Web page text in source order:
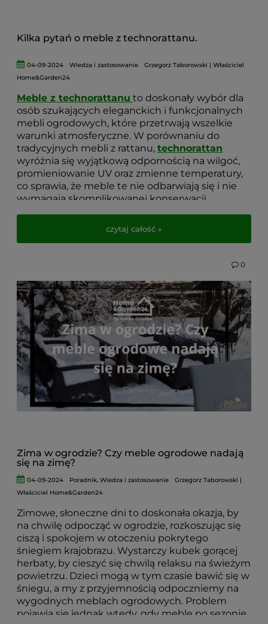
Kilka pytań o meble z technorattanu.
04-09-2024 Wiedza i zastosowanie
Grzegorz Taborowski | Właściciel
Home&Garden24
Meble z technorattanu to doskonały wybór dla
osób szukających eleganckich i funkcjonalnych
mebli ogrodowych, które przetrwają wszelkie
warunki atmosferyczne. W porównaniu do
tradycyjnych mebli z rattanu, technorattan
wyróżnia się wyjątkową odpornością na wilgoć,
promieniowanie UV oraz zmienne temperatury,
co sprawia, że meble te nie odbarwiają się i nie
wymagają skomplikowanej konserwacji.
Meble technorattanowecechują się także dużą
trwałością i odpornością na uszkodzenia
mechaniczne. Dzięki swojej elastycznej
podczas długiego wypoczynku. Zestawy mebli
ogrodowych z technorattanu, nawet te mniejsze,
doskonale upiększąogródczytaras, tworząc
wyjątkową atmosferę.
Zanim zdecydujesz się na zakup pierwszych
mebli do ogrodu, warto poznać kilka istotnych
informacji, które pomogą Ci dokonać
najlepszego wyboru. Meble ogrodowe z
technorattanu
to inwestycja, która zapewni Ci
komfort, estetykę i trwałość przez wiele lat.
Zatem, jeśli marzysz o stylowych i wygodnych
czytaj całość »
Zima w ogrodzie? Czy meble ogrodowe nadają
się na zimę?
0
04-09-2024 Poradnik,Wiedza i zastosowanie
Grzegorz Taborowski |
Właściciel Home&Garden24
Zimowe, słoneczne dni to doskonała okazja, by
na chwilę odpocząć w ogrodzie, rozkoszując się
ciszą i spokojem w otoczeniu pokrytego
śniegiem krajobrazu. Wystarczy kubek gorącej
herbaty, by cieszyć się chwilą relaksu na świeżym
powietrzu. Dzieci mogą w tym czasie bawić się w
śniegu, a my z przyjemnością odpoczniemy na
wygodnych meblach ogrodowych. Problem
pojawia się jednak wtedy, gdy meble po sezonie